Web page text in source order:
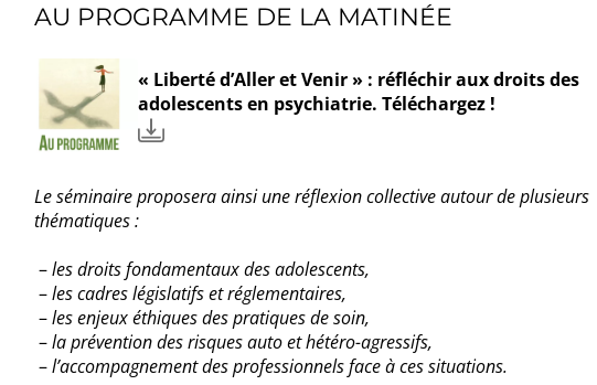
AU PROGRAMME DE LA MATINÉE
« Liberté d’Aller et Venir » : réfléchir aux droits des
adolescents en psychiatrie. Téléchargez !
Le séminaire proposera ainsi une réflexion collective autour de plusieurs
thématiques :
les droits fondamentaux des adolescents,
les cadres législatifs et réglementaires,
les enjeux éthiques des pratiques de soin,
la prévention des risques auto et hétéro-agressifs,
l’accompagnement des professionnels face à ces situations.